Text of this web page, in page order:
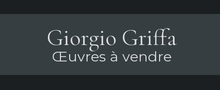
Giorgio Griffa
Œuvres à vendre